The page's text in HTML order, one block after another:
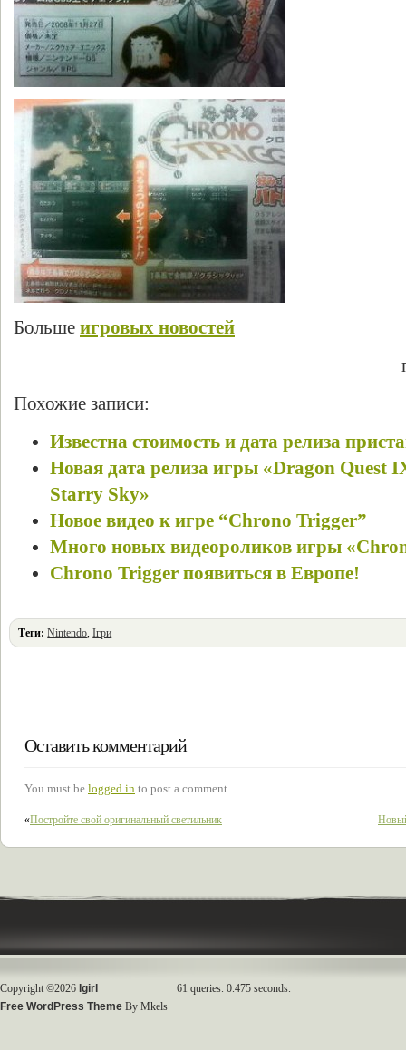
Больше игровых новостей
Похожие записи:
Известна стоимость и дата релиза
Новая дата релиза игры «Dragon Quest
Starry Sky»
Новое видео к игре “Chrono Trigger”
Много новых видеороликов игры
Chrono Trigger появиться в Европе!
Теги: Nintendo,Ігри
Оставить комментарий
You must be logged in to post a comment.
«Постройте свой оригинальный светильник
Copyright ©2026 Igirl
Free WordPress Theme By Mkels
61 queries. 0.475 seconds.